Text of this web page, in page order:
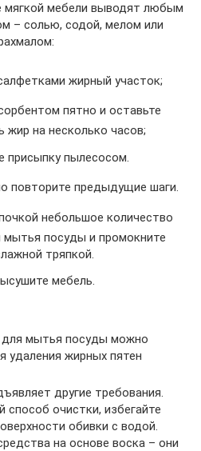
мягкой мебели выводят любым
– солью, содой, мелом или
жирный участок;
пятно и оставьте
жир на несколько часов;
присыпку пылесосом.
повторите предыдущие шаги.
небольшое количество
мытья посуды и промокните
тряпкой.
мебель.
мытья посуды можно
удаления жирных пятен
другие требования.
способ очистки, избегайте
обивки с водой.
на основе воска – они